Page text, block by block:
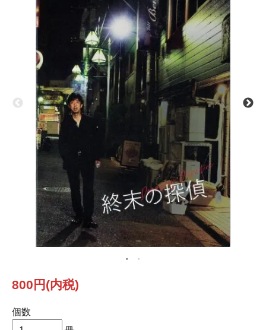
800円(内税)
個数